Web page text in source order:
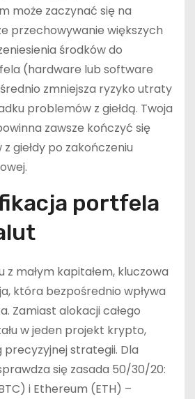
może zaczynać się na
przechowywanie większych
środków do
(hardware lub software
zmniejsza ryzyko utraty
problemów z giełdą. Twoja
zawsze kończyć się
giełdy po zakończeniu
portfela
z małym kapitałem, kluczowa
która bezpośrednio wpływa
Zamiast alokacji całego
w jeden projekt krypto,
precyzyjnej strategii. Dla
się zasada 50/30/20:
i Ethereum (ETH) –